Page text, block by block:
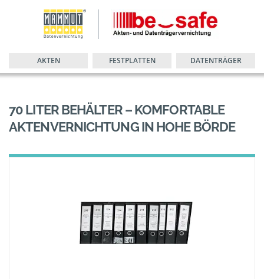
AKTEN FESTPLATTEN DATENTRÄGER
70 LITER BEHÄLTER – KOMFORTABLE
AKTENVERNICHTUNG IN HOHE BÖRDE